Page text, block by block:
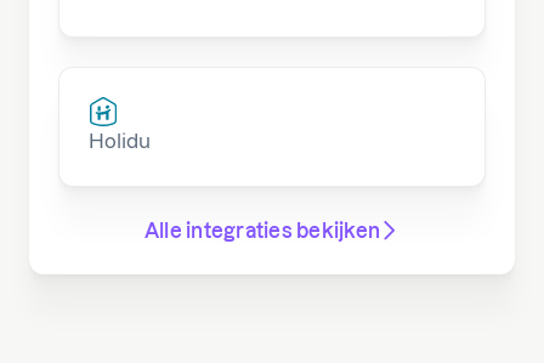
Holidu
Alle integraties bekijken